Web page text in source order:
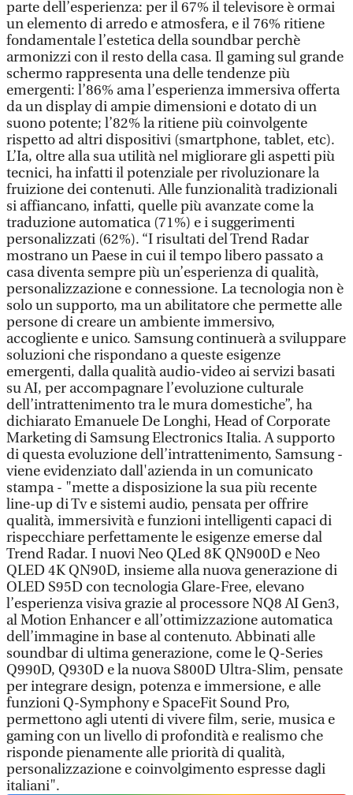
parte dell’esperienza: per il 67% il televisore è ormai
un elemento di arredo e atmosfera, e il 76% ritiene
fondamentale l’estetica della soundbar perchè
armonizzi con il resto della casa. Il gaming sul grande
schermo rappresenta una delle tendenze più
emergenti: l’86% ama l’esperienza immersiva offerta
da un display di ampie dimensioni e dotato di un
suono potente; l’82% la ritiene più coinvolgente
rispetto ad altri dispositivi (smartphone, tablet, etc).
L’Ia, oltre alla sua utilità nel migliorare gli aspetti più
tecnici, ha infatti il potenziale per rivoluzionare la
fruizione dei contenuti. Alle funzionalità tradizionali
si affiancano, infatti, quelle più avanzate come la
traduzione automatica (71%) e i suggerimenti
personalizzati (62%). “I risultati del Trend Radar
mostrano un Paese in cui il tempo libero passato a
casa diventa sempre più un’esperienza di qualità,
personalizzazione e connessione. La tecnologia non è
solo un supporto, ma un abilitatore che permette alle
persone di creare un ambiente immersivo,
accogliente e unico. Samsung continuerà a sviluppare
soluzioni che rispondano a queste esigenze
emergenti, dalla qualità audio-video ai servizi basati
su AI, per accompagnare l’evoluzione culturale
dell’intrattenimento tra le mura domestiche”, ha
dichiarato Emanuele De Longhi, Head of Corporate
Marketing di Samsung Electronics Italia. A supporto
di questa evoluzione dell’intrattenimento, Samsung -
viene evidenziato dall'azienda in un comunicato
stampa - "mette a disposizione la sua più recente
line-up di Tv e sistemi audio, pensata per offrire
qualità, immersività e funzioni intelligenti capaci di
rispecchiare perfettamente le esigenze emerse dal
Trend Radar. I nuovi Neo QLed 8K QN900D e Neo
QLED 4K QN90D, insieme alla nuova generazione di
OLED S95D con tecnologia Glare-Free, elevano
l’esperienza visiva grazie al processore NQ8 AI Gen3,
al Motion Enhancer e all’ottimizzazione automatica
dell’immagine in base al contenuto. Abbinati alle
soundbar di ultima generazione, come le Q-Series
Q990D, Q930D e la nuova S800D Ultra-Slim, pensate
per integrare design, potenza e immersione, e alle
funzioni Q-Symphony e SpaceFit Sound Pro,
permettono agli utenti di vivere film, serie, musica e
gaming con un livello di profondità e realismo che
risponde pienamente alle priorità di qualità,
personalizzazione e coinvolgimento espresse dagli
italiani".